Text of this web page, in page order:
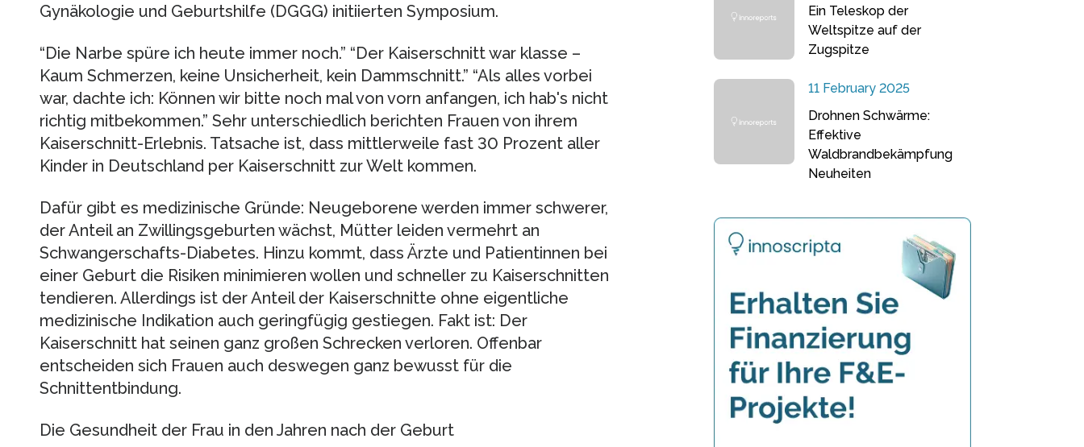
Gynäkologie und Geburtshilfe (DGGG) initiierten Symposium.
“Die Narbe spüre ich heute immer noch.” “Der Kaiserschnitt war klasse –
Kaum Schmerzen, keine Unsicherheit, kein Dammschnitt.” “Als alles vorbei
war, dachte ich: Können wir bitte noch mal von vorn anfangen, ich hab's nicht
richtig mitbekommen.” Sehr unterschiedlich berichten Frauen von ihrem
Kaiserschnitt-Erlebnis. Tatsache ist, dass mittlerweile fast 30 Prozent aller
Kinder in Deutschland per Kaiserschnitt zur Welt kommen.
Dafür gibt es medizinische Gründe: Neugeborene werden immer schwerer,
der Anteil an Zwillingsgeburten wächst, Mütter leiden vermehrt an
Schwangerschafts-Diabetes. Hinzu kommt, dass Ärzte und Patientinnen bei
einer Geburt die Risiken minimieren wollen und schneller zu Kaiserschnitten
tendieren. Allerdings ist der Anteil der Kaiserschnitte ohne eigentliche
medizinische Indikation auch geringfügig gestiegen. Fakt ist: Der
Kaiserschnitt hat seinen ganz großen Schrecken verloren. Offenbar
entscheiden sich Frauen auch deswegen ganz bewusst für die
Schnittentbindung.
Die Gesundheit der Frau in den Jahren nach der Geburt
Ein Teleskop der
Weltspitze auf der
Zugspitze
11 February 2025
Drohnen Schwärme:
Effektive
Waldbrandbekämpfung
Neuheiten